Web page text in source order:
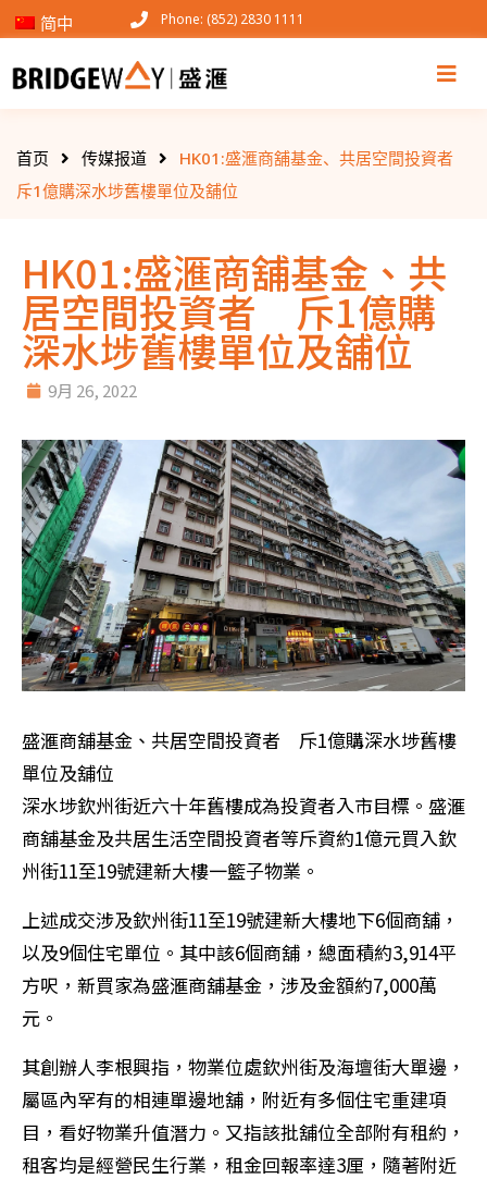
Phone: (852) 2830 1111
首页 传媒报道
HK01:盛滙商舖基金、共居空間投資者
斥1億購深水埗舊樓單位及舖位
HK01:盛滙商舖基金、共
居空間投資者 斥1億購
深水埗舊樓單位及舖位
9月 26, 2022
盛滙商舖基金、共居空間投資者 斥1億購深水埗舊樓
單位及舖位
深水埗欽州街近六十年舊樓成為投資者入市目標。盛滙
商舖基金及共居生活空間投資者等斥資約1億元買入欽
州街11至19號建新大樓一籃子物業。
上述成交涉及欽州街11至19號建新大樓地下6個商舖，
以及9個住宅單位。其中該6個商舖，總面積約3,914平
方呎，新買家為盛滙商舖基金，涉及金額約7,000萬
元。
其創辦人李根興指，物業位處欽州街及海壇街大單邊，
屬區內罕有的相連單邊地舖，附近有多個住宅重建項
目，看好物業升值潛力。又指該批舖位全部附有租約，
租客均是經營民生行業，租金回報率達3厘，隨著附近
简中